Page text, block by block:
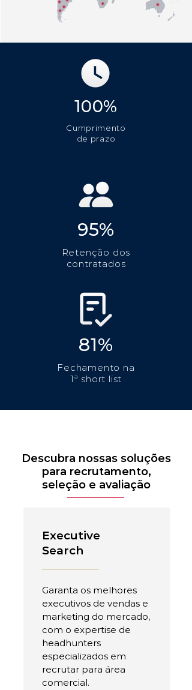
100%
Cumprimento
de prazo
95%
Retenção dos
contratados
81%
Fechamento na
1ª short list
Descubra nossas soluções
para recrutamento,
seleção e avaliação
Executive
Search
Garanta os melhores
executivos de vendas e
marketing do mercado,
com o expertise de
headhunters
especializados em
recrutar para área
comercial.